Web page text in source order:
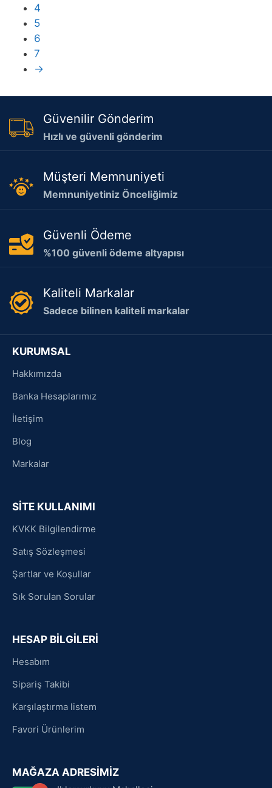
4
5
6
7
→
Güvenilir Gönderim
Hızlı ve güvenli gönderim
Müşteri Memnuniyeti
Memnuniyetiniz Önceliğimiz
Güvenli Ödeme
%100 güvenli ödeme altyapısı
Kaliteli Markalar
Sadece bilinen kaliteli markalar
KURUMSAL
Hakkımızda
Banka Hesaplarımız
İletişim
Blog
Markalar
SİTE KULLANIMI
KVKK Bilgilendirme
Satış Sözleşmesi
Şartlar ve Koşullar
Sık Sorulan Sorular
HESAP BİLGİLERİ
Hesabım
Sipariş Takibi
Karşılaştırma listem
Favori Ürünlerim
MAĞAZA ADRESİMİZ